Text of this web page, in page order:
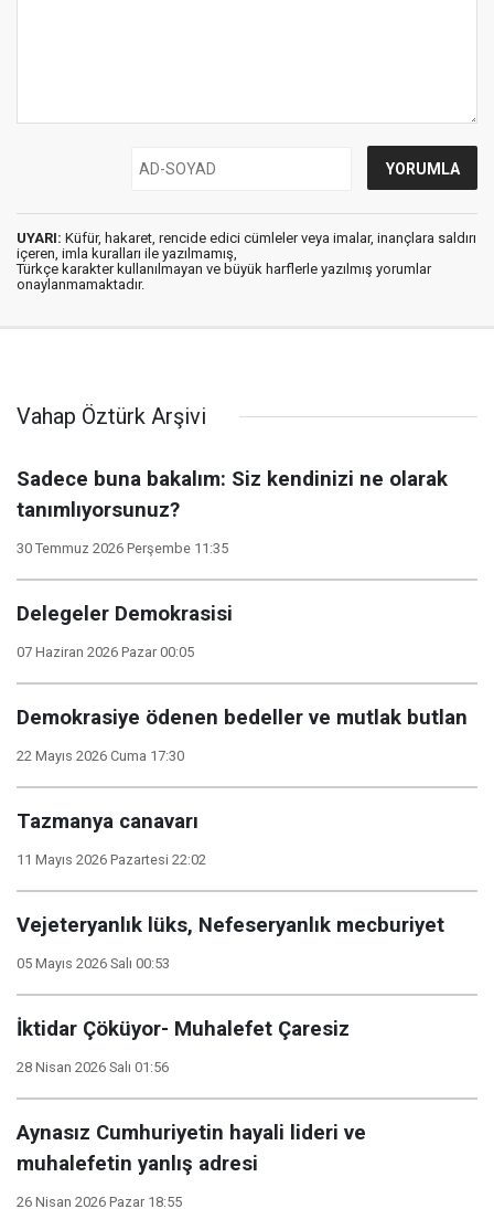
UYARI: Küfür, hakaret, rencide edici cümleler veya imalar, inançlara saldırı
içeren, imla kuralları ile yazılmamış,
Türkçe karakter kullanılmayan ve büyük harflerle yazılmış yorumlar
onaylanmamaktadır.
Vahap Öztürk Arşivi
Sadece buna bakalım: Siz kendinizi ne olarak
tanımlıyorsunuz?
30 Temmuz 2026 Perşembe 11:35
Delegeler Demokrasisi
07 Haziran 2026 Pazar 00:05
Demokrasiye ödenen bedeller ve mutlak butlan
22 Mayıs 2026 Cuma 17:30
Tazmanya canavarı
11 Mayıs 2026 Pazartesi 22:02
Vejeteryanlık lüks, Nefeseryanlık mecburiyet
05 Mayıs 2026 Salı 00:53
İktidar Çöküyor- Muhalefet Çaresiz
28 Nisan 2026 Salı 01:56
Aynasız Cumhuriyetin hayali lideri ve
muhalefetin yanlış adresi
26 Nisan 2026 Pazar 18:55